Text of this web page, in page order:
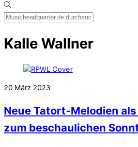
Kalle Wallner
20 März 2023
Neue Tatort-Melodien
zum beschaulichen